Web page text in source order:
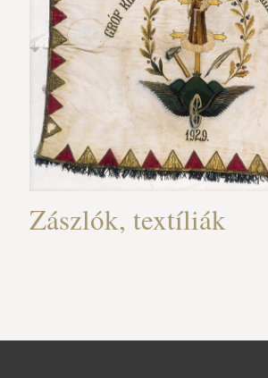
Zászlók, textíliák